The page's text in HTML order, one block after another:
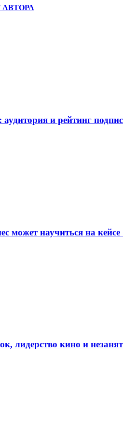
аудитория и рейтинг
может научиться на кейсе
лидерство кино и